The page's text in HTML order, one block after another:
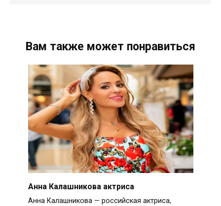
Вам также может понравиться
Анна Калашникова актриса
Анна Калашникова — российская актриса,